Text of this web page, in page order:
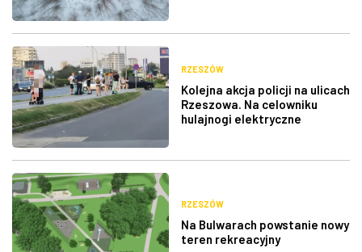
RZESZÓW
Kolejna akcja policji na ulicach
Rzeszowa. Na celowniku
hulajnogi elektryczne
RZESZÓW
Na Bulwarach powstanie nowy
teren rekreacyjny